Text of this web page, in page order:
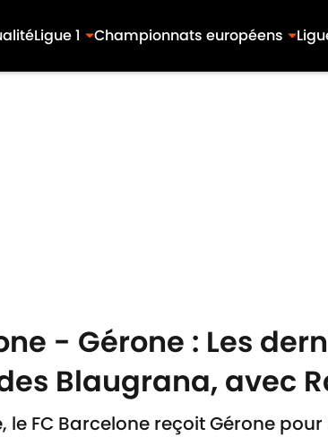
Ligue 1 Championnats européens
- Gérone : Les
Blaugrana, avec
le FC Barcelone reçoit Gérone